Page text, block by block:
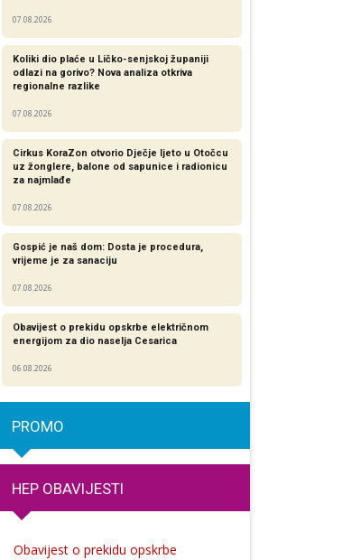
07.08.2026
Koliki dio plaće u Ličko-senjskoj županiji
odlazi na gorivo? Nova analiza otkriva
regionalne razlike​
07.08.2026
Cirkus KoraZon otvorio Dječje ljeto u Otočcu
uz žonglere, balone od sapunice i radionicu
za najmlađe
07.08.2026
Gospić je naš dom: Dosta je procedura,
vrijeme je za sanaciju
07.08.2026
Obavijest o prekidu opskrbe električnom
energijom za dio naselja Cesarica
06.08.2026
PROMO
HEP OBAVIJESTI
Obavijest o prekidu opskrbe